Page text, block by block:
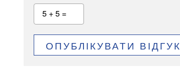
5 + 5 =
ОПУБЛІКУВАТИ ВІДГУК